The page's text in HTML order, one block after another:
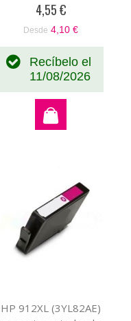
4,55 €
Desde 4,10 €
Recíbelo el
11/08/2026
HP 912XL (3YL82AE)